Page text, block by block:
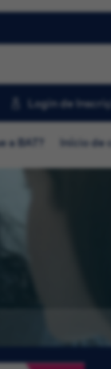
Login de
a BAT? Início de